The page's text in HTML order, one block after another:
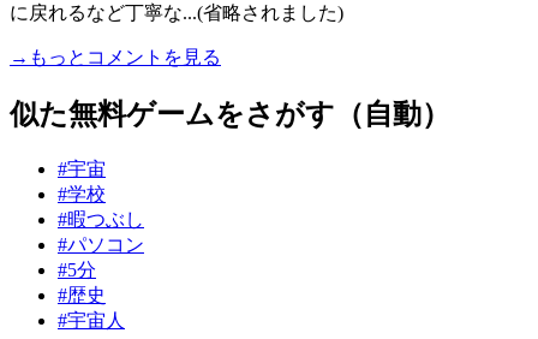
に戻れるなど丁寧な...(省略されました)
→もっとコメントを見る
似た無料ゲームをさがす（自動）
#宇宙
#学校
#暇つぶし
#パソコン
#5分
#歴史
#宇宙人